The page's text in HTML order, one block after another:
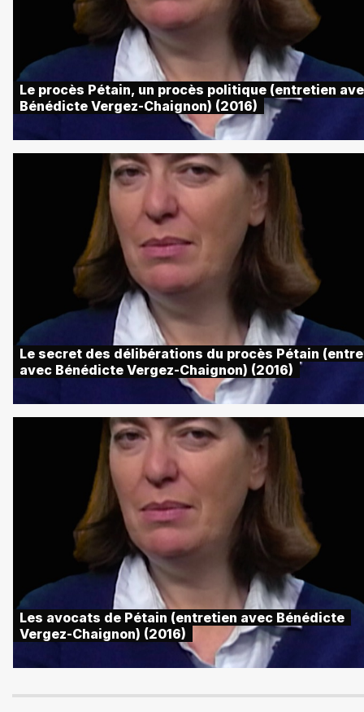
Le procès Pétain, un procès politique (entretien
Bénédicte Vergez-Chaignon) (2016)
Le secret des délibérations du procès Pétain
avec Bénédicte Vergez-Chaignon) (2016)
Les avocats de Pétain (entretien avec Bénédicte
Vergez-Chaignon) (2016)